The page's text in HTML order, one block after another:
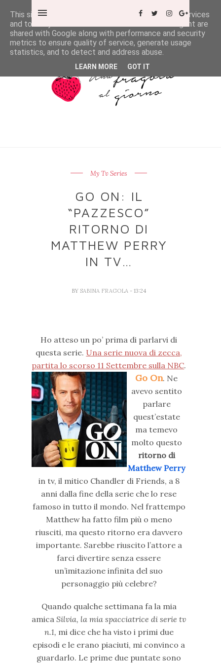
My Tv Series
GO ON: IL
“PAZZESCO”
RITORNO DI
MATTHEW PERRY
IN TV…
BY SABINA FRAGOLA - 13:24
Ho atteso un po’ prima di parlarvi di
questa serie. Una serie nuova di zecca,
partita lo scorso 11 Settembre sulla NBC.
Go On. Ne
avevo sentito
parlare
quest’estate
ma temevo
molto questo
ritorno di
Matthew Perry
in tv, il mitico Chandler di Friends, a 8
anni dalla fine della serie che lo rese
famoso in tutto il mondo. Nel frattempo
Matthew ha fatto film più o meno
riusciti, ma questo ritorno era davvero
importante. Sarebbe riuscito l’attore a
farci divertire senza essere
un’imitazione infinita del suo
personaggio più celebre?
Quando qualche settimana fa la mia
amicaSilvia, la mia spacciatrice di serie tv
n.1, mi dice che ha visto i primi due
episodi e le erano piaciuti, mi convinco a
guardarlo. Le prime due puntate sono
This site uses cookies from Google to deliver its services
and to analyze traffic. Your IP address and user-agent are
shared with Google along with performance and security
metrics to ensure quality of service, generate usage
statistics, and to detect and address abuse.
LEARN MORE GOT IT